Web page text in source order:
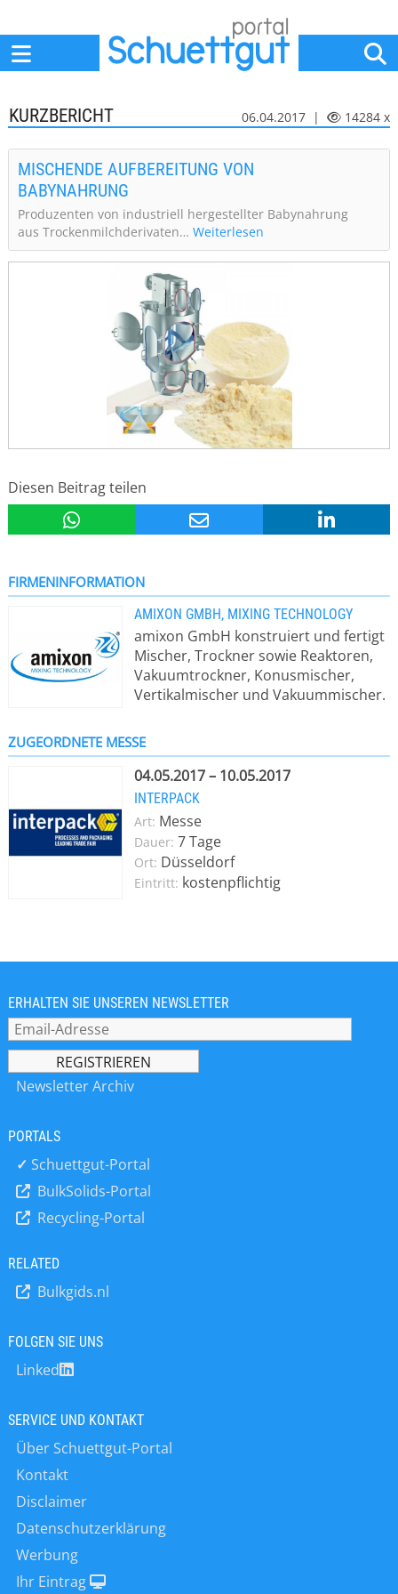
KURZBERICHT 06.04.2017 | 14284 x
MISCHENDE AUFBEREITUNG VON
BABYNAHRUNG
Produzenten von industriell hergestellter Babynahrung
aus Trockenmilchderivaten… Weiterlesen
Diesen Beitrag teilen
FIRMENINFORMATION
AMIXON GMBH, MIXING TECHNOLOGY
amixon GmbH konstruiert und fertigt
Mischer, Trockner sowie Reaktoren,
Vakuumtrockner, Konusmischer,
Vertikalmischer und Vakuummischer.
bei der Herstellung der Mischer,
Trockner und Reaktoren zeichnen
unser Unternehmen aus.
ZUGEORDNETE MESSE
04.05.2017 – 10.05.2017
INTERPACK
Art: Messe
Dauer: 7 Tage
Ort: Düsseldorf
Eintritt: kostenpflichtig
ERHALTEN SIE UNSEREN NEWSLETTER
Newsletter Archiv
PORTALS
✓ Schuettgut-Portal
BulkSolids-Portal
Recycling-Portal
RELATED
Bulkgids.nl
FOLGEN SIE UNS
Linked
SERVICE UND KONTAKT
Über Schuettgut-Portal
Kontakt
Disclaimer
Datenschutzerklärung
Werbung
Ihr Eintrag